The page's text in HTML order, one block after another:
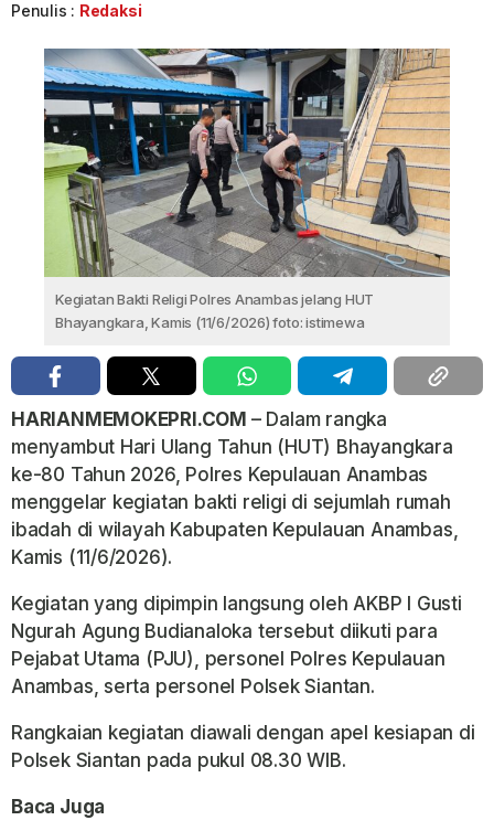
Penulis : Redaksi
Kegiatan Bakti Religi Polres Anambas jelang HUT
Bhayangkara, Kamis (11/6/2026) foto: istimewa
HARIANMEMOKEPRI.COM – Dalam rangka
menyambut Hari Ulang Tahun (HUT) Bhayangkara
ke-80 Tahun 2026, Polres Kepulauan Anambas
menggelar kegiatan bakti religi di sejumlah rumah
ibadah di wilayah Kabupaten Kepulauan Anambas,
Kamis (11/6/2026).
Kegiatan yang dipimpin langsung oleh AKBP I Gusti
Ngurah Agung Budianaloka tersebut diikuti para
Pejabat Utama (PJU), personel Polres Kepulauan
Anambas, serta personel Polsek Siantan.
Rangkaian kegiatan diawali dengan apel kesiapan di
Polsek Siantan pada pukul 08.30 WIB.
Baca Juga